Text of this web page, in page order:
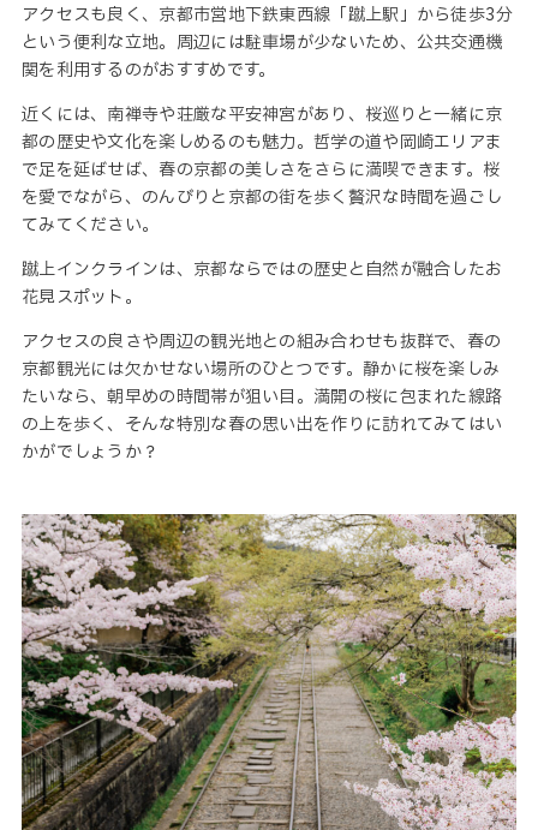
アクセスも良く、京都市営地下鉄東西線「蹴上駅」から徒歩3分
という便利な立地。 周辺には駐車場が少ないため、公共交通機
関を利用するのがおすすめです。
近くには、南禅寺や荘厳な平安神宮があり、桜巡りと一緒に京
都の歴史や文化を楽しめるのも魅力。哲学の道や岡崎エリアま
で足を延ばせば、春の京都の美しさをさらに満喫できます。桜
を愛でながら、のんびりと京都の街を歩く贅沢な時間を過ごし
てみてください。
蹴上インクラインは、京都ならではの歴史と自然が融合したお
花見スポット。
アクセスの良さや周辺の観光地との組み合わせも抜群で、春の
京都観光には欠かせない場所のひとつです。静かに桜を楽しみ
たいなら、朝早めの時間帯が狙い目。満開の桜に包まれた線路
の上を歩く、そんな特別な春の思い出を作りに訪れてみてはい
かがでしょうか？